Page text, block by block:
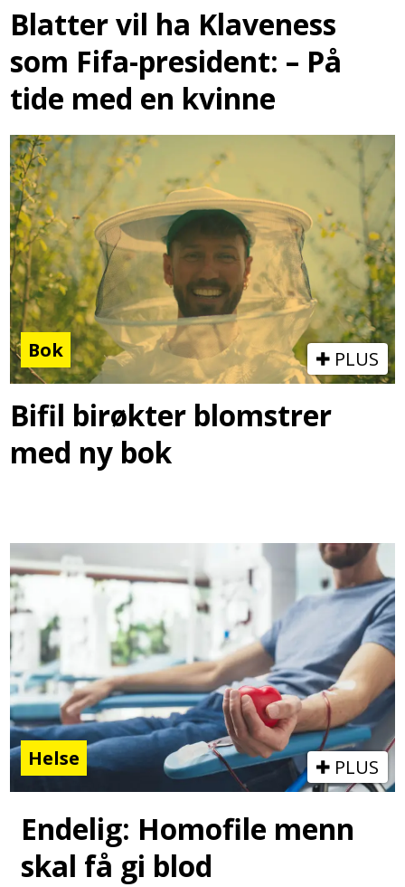
Blatter vil ha Klaveness
som Fifa-president: – På
tide med en kvinne
Bok PLUS
Bifil birøkter blomstrer
med ny bok
Helse PLUS
Endelig: Homofile menn
skal få gi blod